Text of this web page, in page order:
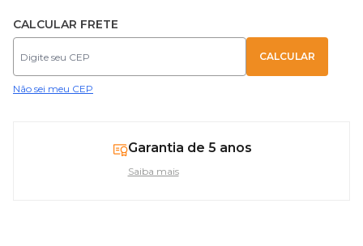
CALCULAR FRETE
Não sei meu CEP
Garantia de 5 anos
Saiba mais